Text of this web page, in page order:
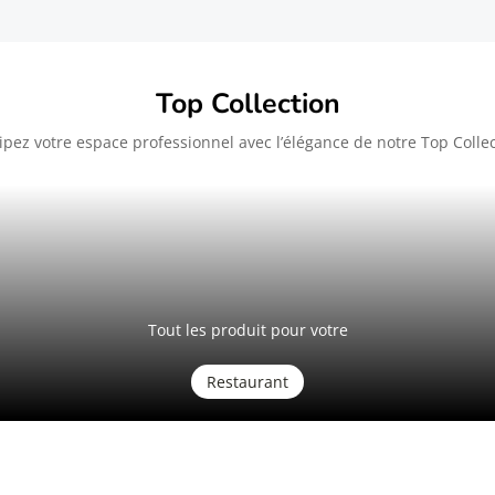
Top Collection
votre espace professionnel avec l’élégance de notre Top
Tout les produit pour votre
Restaurant